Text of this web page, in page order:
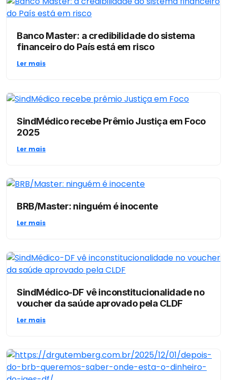
Banco Master: a credibilidade do sistema
financeiro do País está em risco
Ler mais
SindMédico recebe Prêmio Justiça em Foco
2025
Ler mais
BRB/Master: ninguém é inocente
Ler mais
SindMédico-DF vê inconstitucionalidade no
voucher da saúde aprovado pela CLDF
Ler mais